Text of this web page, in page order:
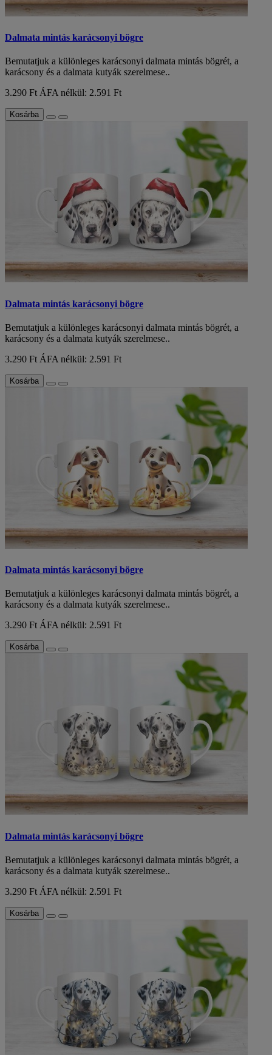
Dalmata mintás karácsonyi bögre
Bemutatjuk a különleges karácsonyi dalmata mintás bögrét, a
karácsony és a dalmata kutyák szerelmese..
3.290 Ft ÁFA nélkül: 2.591 Ft
Kosárba
Dalmata mintás karácsonyi bögre
Bemutatjuk a különleges karácsonyi dalmata mintás bögrét, a
karácsony és a dalmata kutyák szerelmese..
3.290 Ft ÁFA nélkül: 2.591 Ft
Kosárba
Dalmata mintás karácsonyi bögre
Bemutatjuk a különleges karácsonyi dalmata mintás bögrét, a
karácsony és a dalmata kutyák szerelmese..
3.290 FtÁFA nélkül: 2.591 Ft
Kosárba
Dalmata mintás karácsonyi bögre
Bemutatjuk a különleges karácsonyi dalmata mintás bögrét, a
karácsony és a dalmata kutyák szerelmese..
3.290 Ft ÁFA nélkül: 2.591 Ft
Kosárba